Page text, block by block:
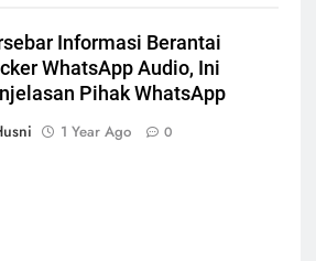
Informasi Berantai
WhatsApp Audio, Ini
Pihak WhatsApp
1 Year Ago 0